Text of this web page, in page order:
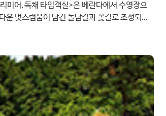
미어, 독채 타입객실>은 베란다에서 수영장으
운 멋스럼움이 담긴 돌담길과 꽃길로 조성되어
원하는 여행객을 위하여 실내 바비큐장도 마